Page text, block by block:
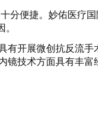
分便捷。妙佑医疗
开展微创抗反流
技术方面具有丰富